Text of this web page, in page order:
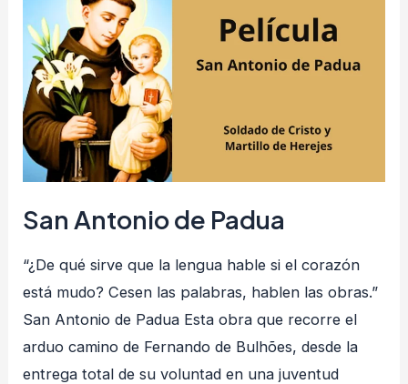
San Antonio de Padua
“¿De qué sirve que la lengua hable si el corazón
está mudo? Cesen las palabras, hablen las obras.”
San Antonio de Padua Esta obra que recorre el
arduo camino de Fernando de Bulhões, desde la
entrega total de su voluntad en una juventud
Antonio
de
Padua